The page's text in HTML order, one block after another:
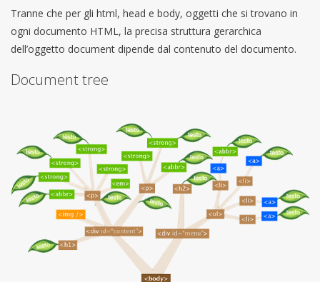
Tranne che per gli html, head e body, oggetti che si trovano in
ogni documento HTML, la precisa struttura gerarchica
dell’oggetto document dipende dal contenuto del documento.
Document tree